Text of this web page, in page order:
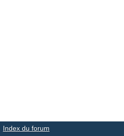
Index du forum